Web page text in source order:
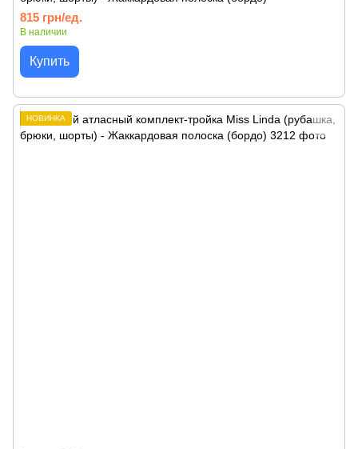
815 грн/ед.
В наличии
Купить
НОВИНКА